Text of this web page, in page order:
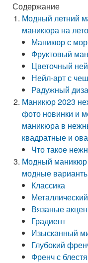
Содержание
Модный летний
маникюра на
Маникюр с
Фруктовый
Цветочный
Нейл-арт с
Радужный
Маникюр 2023
фото новинки и
маникюра в
квадратные и
Что такое
Модный
модные
Классика
Вязаные
Градиент
Изысканный
Глубокий
Френч с